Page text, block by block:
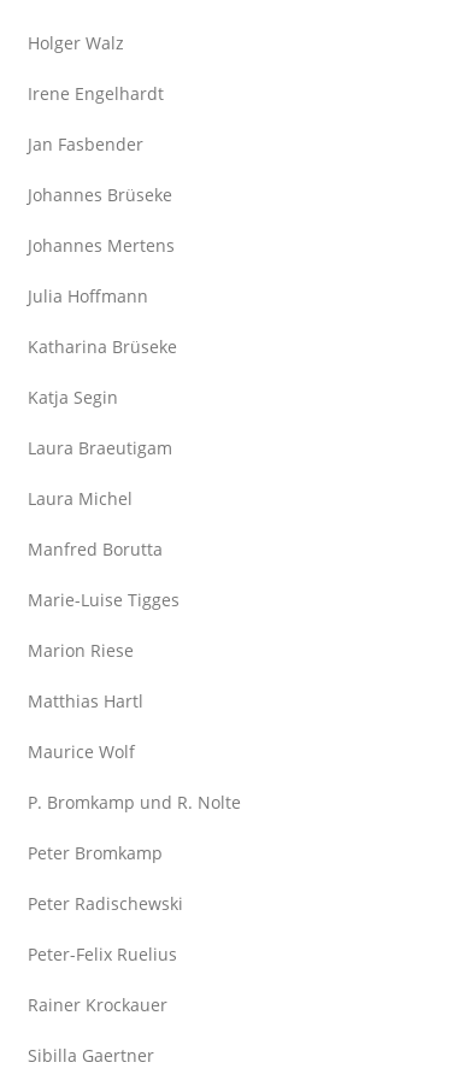
Holger Walz
Irene Engelhardt
Jan Fasbender
Johannes Brüseke
Johannes Mertens
Julia Hoffmann
Katharina Brüseke
Katja Segin
Laura Braeutigam
Laura Michel
Manfred Borutta
Marie-Luise Tigges
Marion Riese
Matthias Hartl
Maurice Wolf
P. Bromkamp und R. Nolte
Peter Bromkamp
Peter Radischewski
Peter-Felix Ruelius
Rainer Krockauer
Sibilla Gaertner